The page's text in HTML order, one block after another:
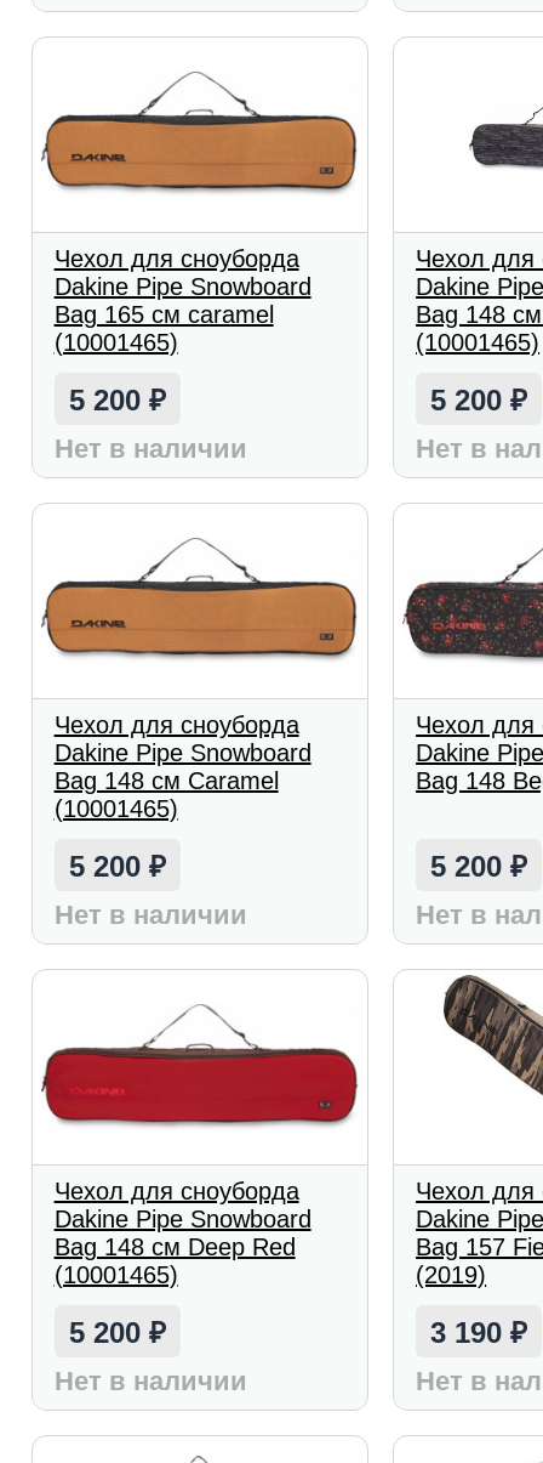
Чехол для сноуборда
Dakine Pipe Snowboard
Bag 165 см caramel
(10001465)
5 200 ₽
Нет в наличии
Чехол для
Dakine
Bag 148
(10001465)
5 200₽
Нет в
Чехол для сноуборда
Dakine Pipe Snowboard
Bag 148 см Caramel
(10001465)
5 200 ₽
Нет в наличии
Чехол для
Dakine
Bag 148
5 200₽
Нет в
Чехол для сноуборда
Dakine Pipe Snowboard
Bag 148 см Deep Red
(10001465)
5 200 ₽
Нет в наличии
Чехол для
Dakine
Bag 157
(2019)
3 190₽
Нет в